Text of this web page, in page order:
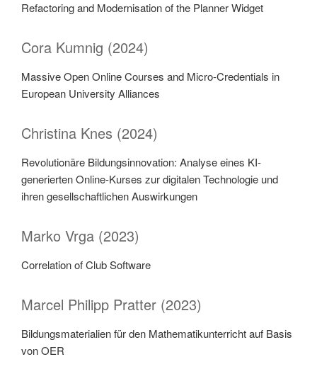
Refactoring and Modernisation of the Planner Widget
Cora Kumnig (2024)
Massive Open Online Courses and Micro-Credentials in
European University Alliances
Christina Knes (2024)
Revolutionäre Bildungsinnovation: Analyse eines KI-
generierten Online-Kurses zur digitalen Technologie und
ihren gesellschaftlichen Auswirkungen
Marko Vrga (2023)
Correlation of Club Software
Marcel Philipp Pratter (2023)
Bildungsmaterialien für den Mathematikunterricht auf Basis
von OER